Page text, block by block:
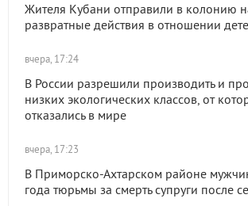
Жителя Кубани отправили в колонию
развратные действия в отношении
вчера, 17:24
В России разрешили производить и
низких экологических классов, от
отказались в мире
вчера, 17:23
В Приморско-Ахтарском районе
года тюрьмы за смерть супруги после